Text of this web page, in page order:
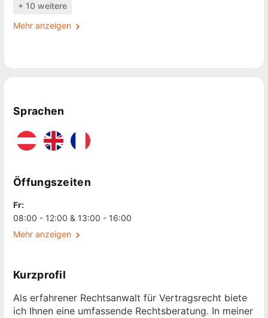
+ 10 weitere
Mehr anzeigen
Sprachen
Öffungszeiten
Fr:
08:00 - 12:00 & 13:00 - 16:00
Mehr anzeigen
Kurzprofil
Als erfahrener Rechtsanwalt für Vertragsrecht biete
ich Ihnen eine umfassende Rechtsberatung. In meiner